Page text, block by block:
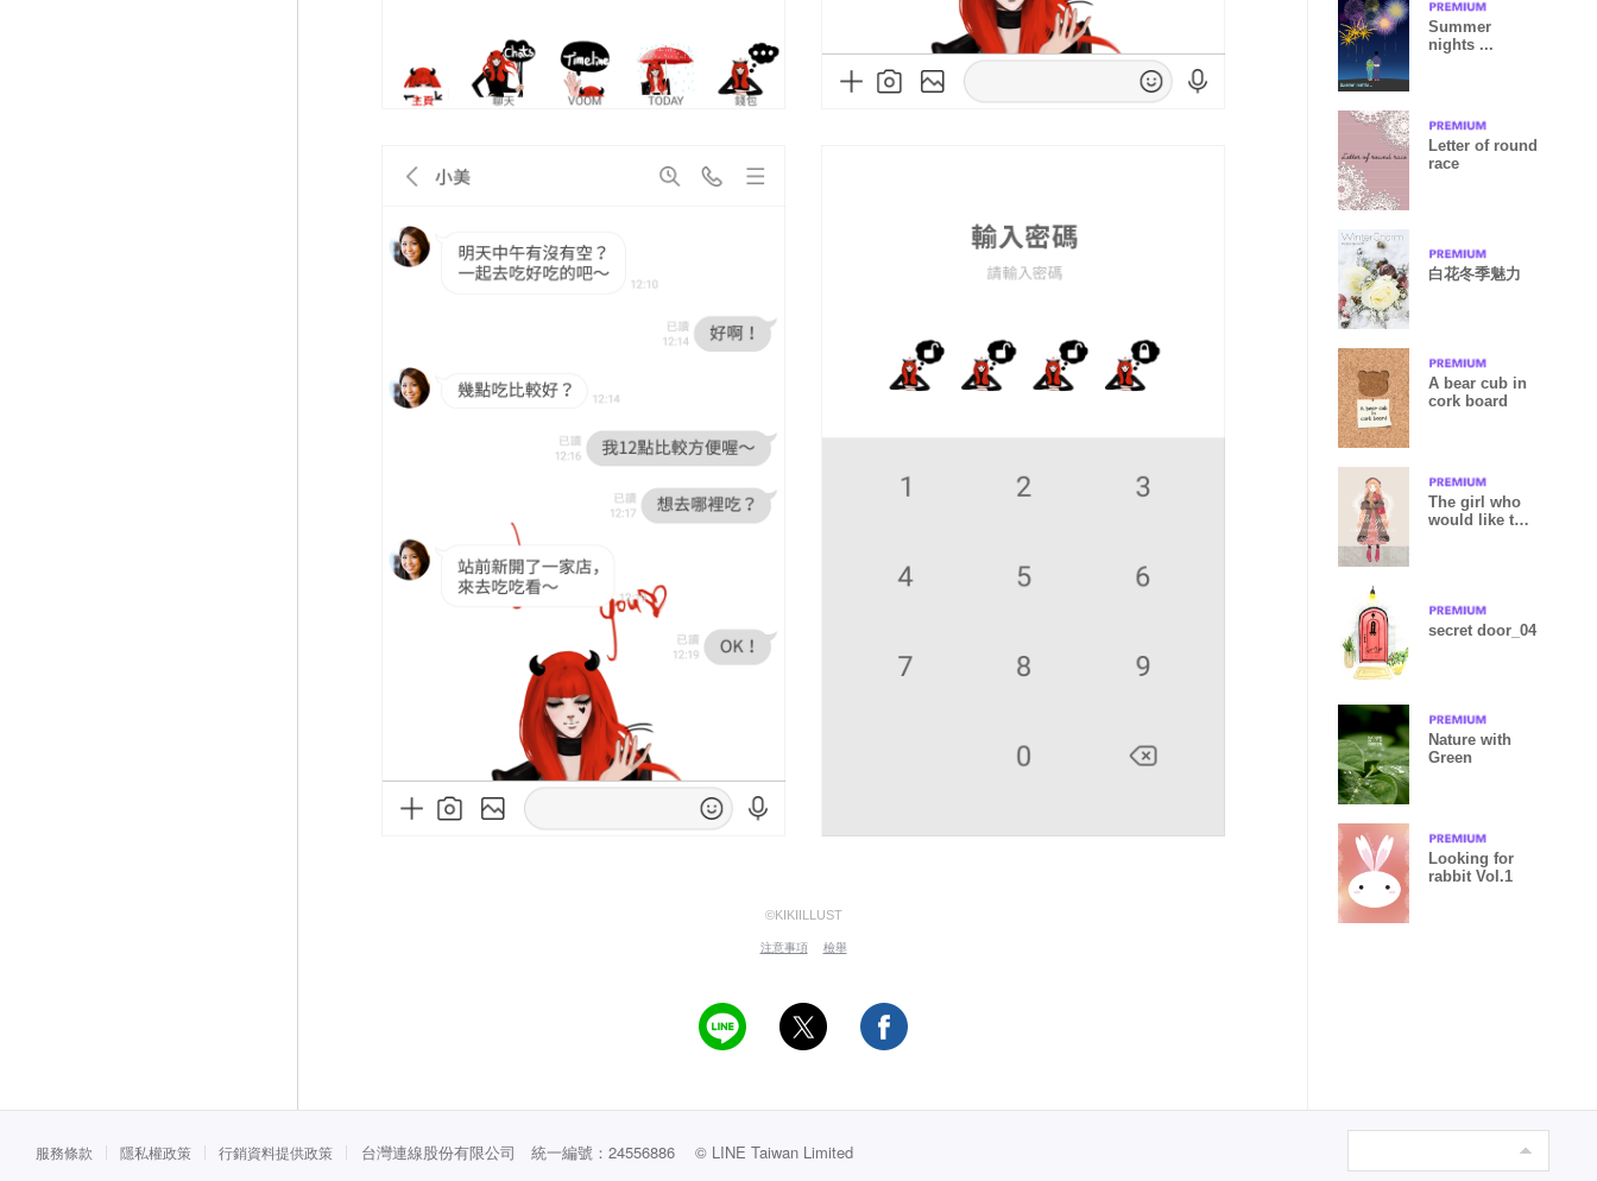
©KIKIILLUST
注意事項 檢舉
Summer
nights ...
Letter of round
race
白花冬季魅力
A bear cub in
cork board
The girl who
would like to
secret door_04
Nature with
Green
Looking for
rabbit Vol.1
服務條款 隱私權政策 行銷資料提供政策 台灣連線股份有限公司 統一編號：24556886 © LINE Taiwan Limited